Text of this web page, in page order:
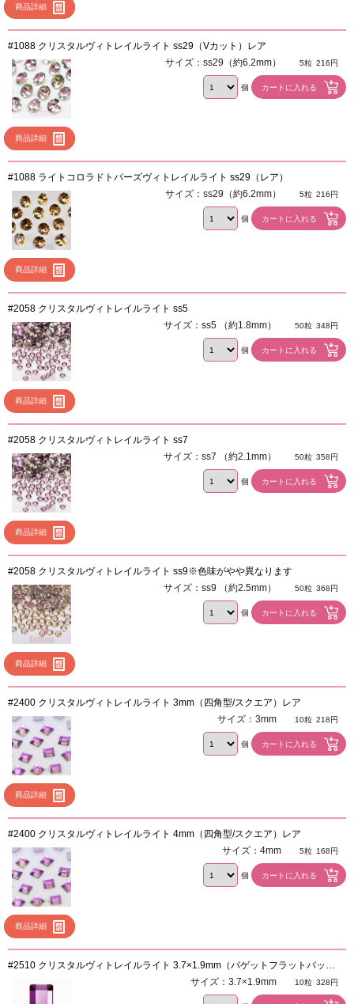
商品詳細
#1088 クリスタルヴィトレイルライト ss29（Vカット）レア
商品詳細
サイズ：ss29（約6.2mm） 5粒 216円
個
#1088 ライトコロラドトパーズヴィトレイルライト ss29（レア）
商品詳細
サイズ：ss29（約6.2mm） 5粒 216円
個
#2058 クリスタルヴィトレイルライト ss5
商品詳細
サイズ：ss5 （約1.8mm） 50粒 348円
個
#2058 クリスタルヴィトレイルライト ss7
商品詳細
サイズ：ss7 （約2.1mm） 50粒 358円
個
#2058 クリスタルヴィトレイルライト ss9※色味がやや異なります
商品詳細
サイズ：ss9 （約2.5mm） 50粒 368円
個
#2400 クリスタルヴィトレイルライト 3mm（四角型/スクエア）レア
商品詳細
サイズ：3mm 10粒 218円
個
#2400 クリスタルヴィトレイルライト 4mm（四角型/スクエア）レア
商品詳細
サイズ：4mm 5粒 168円
個
#2510 クリスタルヴィトレイルライト 3.7×1.9mm（バゲットフラットバッ
サイズ：3.7×1.9mm 10粒 328円